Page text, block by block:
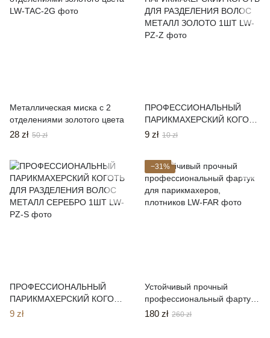
Металлическая миска с 2
отделениями золотого цвета
28 zł 50 zł
ПРОФЕССИОНАЛЬНЫЙ
ПАРИКМАХЕРСКИЙ КОГОТЬ
ДЛЯ РАЗДЕЛЕНИЯ ВОЛОС
9 zł 10 zł
ПРОФЕССИОНАЛЬНЫЙ
ПАРИКМАХЕРСКИЙ КОГОТЬ
ДЛЯ РАЗДЕЛЕНИЯ ВОЛОС
9 zł
−31%
Устойчивый прочный
профессиональный фартук
для парикмахеров,
180 zł 260 zł